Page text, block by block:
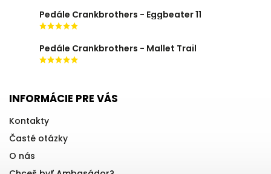
Pedále Crankbrothers - Eggbeater 11
Pedále Crankbrothers - Mallet Trail
INFORMÁCIE PRE VÁS
Kontakty
Časté otázky
O nás